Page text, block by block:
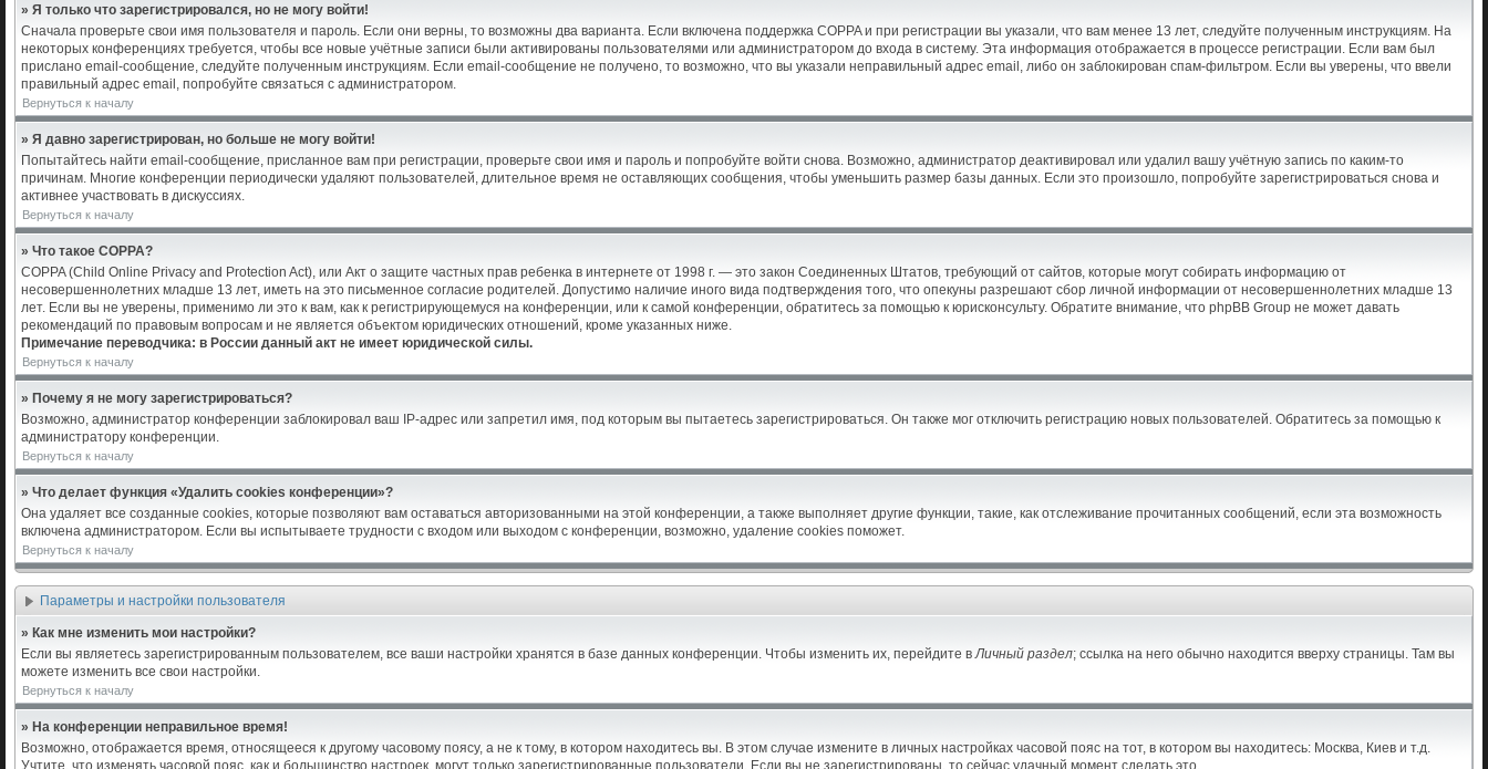
» Я только что зарегистрировался, но не могу войти!
Сначала проверьте свои имя пользователя и пароль. Если они верны, то возможны два варианта. Если включена поддержка COPPA и при регистрации вы указали, что вам менее 13 лет, следуйте полученным инструкциям. На
некоторых конференциях требуется, чтобы все новые учётные записи были активированы пользователями или администратором до входа в систему. Эта информация отображается в процессе регистрации. Если вам был
прислано email-сообщение, следуйте полученным инструкциям. Если email-сообщение не получено, то возможно, что вы указали неправильный адрес email, либо он заблокирован спам-фильтром. Если вы уверены, что ввели
правильный адрес email, попробуйте связаться с администратором.
Вернуться к началу
» Я давно зарегистрирован, но больше не могу войти!
Попытайтесь найти email-сообщение, присланное вам при регистрации, проверьте свои имя и пароль и попробуйте войти снова. Возможно, администратор деактивировал или удалил вашу учётную запись по каким-то
причинам. Многие конференции периодически удаляют пользователей, длительное время не оставляющих сообщения, чтобы уменьшить размер базы данных. Если это произошло, попробуйте зарегистрироваться снова и
активнее участвовать в дискуссиях.
Вернуться к началу
» Что такое COPPA?
COPPA (Child Online Privacy and Protection Act), или Акт о защите частных прав ребенка в интернете от 1998 г. — это закон Соединенных Штатов, требующий от сайтов, которые могут собирать информацию от
несовершеннолетних младше 13 лет, иметь на это письменное согласие родителей. Допустимо наличие иного вида подтверждения того, что опекуны разрешают сбор личной информации от несовершеннолетних младше 13
лет. Если вы не уверены, применимо ли это к вам, как к регистрирующемуся на конференции, или к самой конференции, обратитесь за помощью к юрисконсульту. Обратите внимание, что phpBB Group не может давать
рекомендаций по правовым вопросам и не является объектом юридических отношений, кроме указанных ниже.
Примечание переводчика: в России данный акт не имеет юридической силы.
Вернуться к началу
» Почему я не могу зарегистрироваться?
Возможно, администратор конференции заблокировал ваш IP-адрес или запретил имя, под которым вы пытаетесь зарегистрироваться. Он также мог отключить регистрацию новых пользователей. Обратитесь за помощью к
администратору конференции.
Вернуться к началу
» Что делает функция «Удалить cookies конференции»?
Она удаляет все созданные cookies, которые позволяют вам оставаться авторизованными на этой конференции, а также выполняет другие функции, такие, как отслеживание прочитанных сообщений, если эта возможность
включена администратором. Если вы испытываете трудности с входом или выходом с конференции, возможно, удаление cookies поможет.
Вернуться к началу
Параметры и настройки пользователя
» Как мне изменить мои настройки?
Если вы являетесь зарегистрированным пользователем, все ваши настройки хранятся в базе данных конференции. Чтобы изменить их, перейдите вЛичный раздел; ссылка на него обычно находится вверху страницы. Там вы
можете изменить все свои настройки.
Вернуться к началу
» На конференции неправильное время!
Возможно, отображается время, относящееся к другому часовому поясу, а не к тому, в котором находитесь вы. В этом случае измените в личных настройках часовой пояс на тот, в котором вы находитесь: Москва, Киев и т.д.
Учтите, что изменять часовой пояс, как и большинство настроек, могут только зарегистрированные пользователи. Если вы не зарегистрированы, то сейчас удачный момент сделать это.